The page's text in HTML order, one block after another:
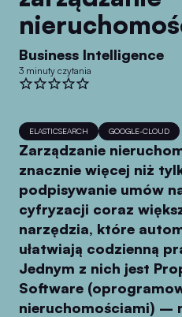
Business Intelligence
3 minuty czytania
ELASTICSEARCH GOOGLE-CLOUD
Zarządzanie
znacznie więcej niż
podpisywanie umów
cyfryzacji coraz
narzędzia, które
ułatwiają codzienną
Jednym z nich jest
Software
nieruchomościami) –